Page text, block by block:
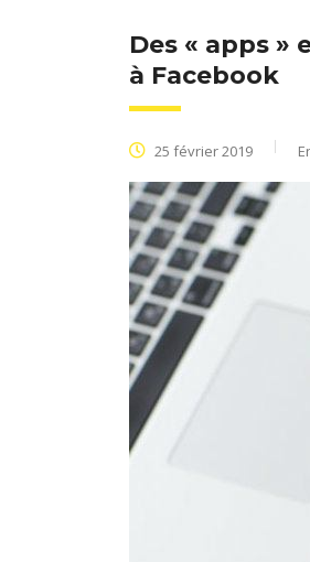
Des « apps
à Facebook
25 février 2019